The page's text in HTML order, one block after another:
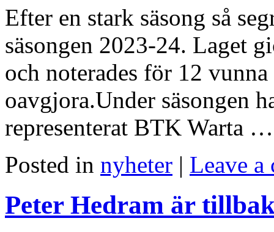
Efter en stark säsong så
säsongen 2023-24. Laget
och noterades för 12
oavgjora.Under säsongen
representerat BTK Warta
Posted in nyheter | Leave a
Peter Hedram är